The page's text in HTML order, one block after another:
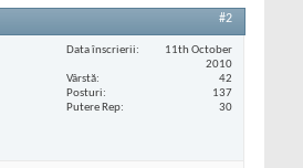
#2
Data înscrierii
11th October
2010
Vârstă
42
Posturi
137
Putere Rep
30